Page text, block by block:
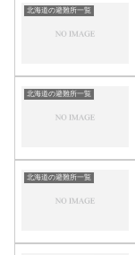
北海道の避難所一覧
北海道の避難所一覧
北海道の避難所一覧